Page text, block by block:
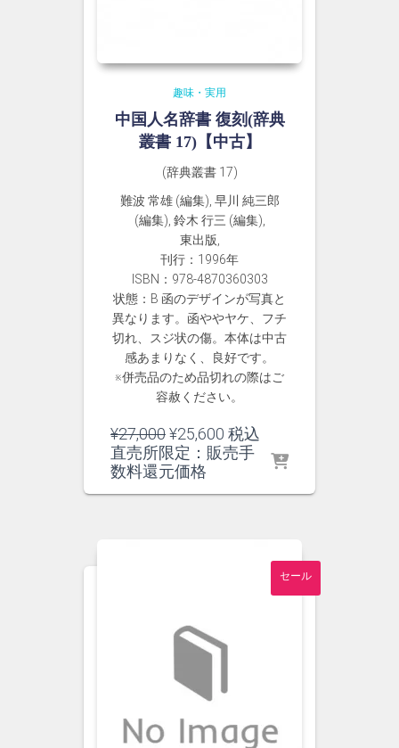
趣味・実用
中国人名辞書 復刻(辞典
叢書 17)【中古】
(辞典叢書 17)
難波 常雄 (編集), 早川 純三郎
(編集), 鈴木 行三 (編集),
東出版,
刊行：1996年
ISBN：978-4870360303
状態：B 函のデザインが写真と
異なります。函ややヤケ、フチ
切れ、スジ状の傷。本体は中古
感あまりなく、良好です。
※併売品のため品切れの際はご
容赦ください。
¥27,000元
の
価
¥25,600 現
在
税込
直売所限定：販売手
数料還元価格
セール